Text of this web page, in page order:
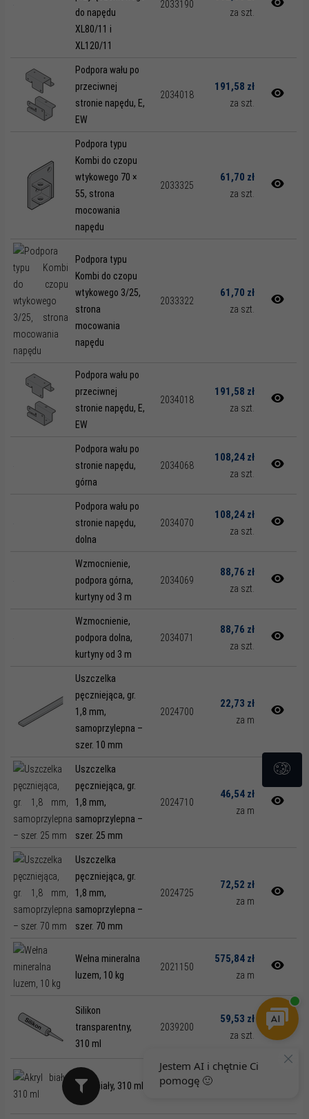
do napędu
XL80/11 i
XL120/11
2033190
za szt.
Podpora wału po
przeciwnej
stronie napędu, E,
EW
2034018
191,58 zł
za szt.
Podpora typu
Kombi do czopu
wtykowego 70 ×
55, strona
mocowania
napędu
2033325
61,70 zł
za szt.
Podpora typu
Kombi do czopu
wtykowego 3/25,
strona
mocowania
napędu
2033322
61,70 zł
za szt.
Podpora wału po
przeciwnej
stronie napędu, E,
EW
2034018
191,58 zł
za szt.
Podpora wału po
stronie napędu,
górna
2034068
108,24 zł
za szt.
Podpora wału po
stronie napędu,
dolna
2034070
108,24 zł
za szt.
Wzmocnienie,
podpora górna,
kurtyny od 3 m
2034069
88,76 zł
za szt.
Wzmocnienie,
podpora dolna,
kurtyny od 3 m
2034071
88,76 zł
za szt.
Uszczelka
pęczniejąca, gr.
1,8 mm,
samoprzylepna –
szer. 10 mm
2024700
22,73 zł
za m
Uszczelka
pęczniejąca, gr.
1,8 mm,
samoprzylepna –
szer. 25 mm
2024710
46,54 zł
za m
Uszczelka
pęczniejąca, gr.
1,8 mm,
samoprzylepna –
szer. 70 mm
2024725
72,52 zł
za m
Wełna mineralna
luzem, 10 kg
2021150
575,84 zł
za m
Silikon
transparentny,
310 ml
2039200
59,53 zł
za szt.
Akryl biały, 310 ml 2039210